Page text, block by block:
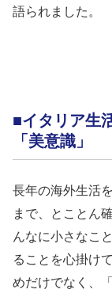
語られました。
■イタリア生
「美意識」
長年の海外生活
まで、とことん
んなに小さなこ
ることを心掛け
めだけでなく、